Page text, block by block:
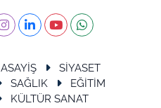
ASAYİŞ
SİYASET
SAĞLIK
EĞİTİM
KÜLTÜR SANAT